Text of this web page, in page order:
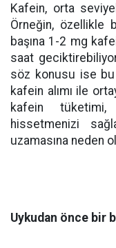
Kafein, orta
Örneğin, özellikle
başına 1-2 mg
saat
söz konusu ise bu
kafein alımı ile
kafein
hissetmenizi
uzamasına neden
Uykudan önce bir